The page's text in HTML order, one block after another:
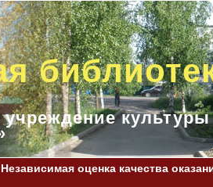
культуры
Независимая оценка качества